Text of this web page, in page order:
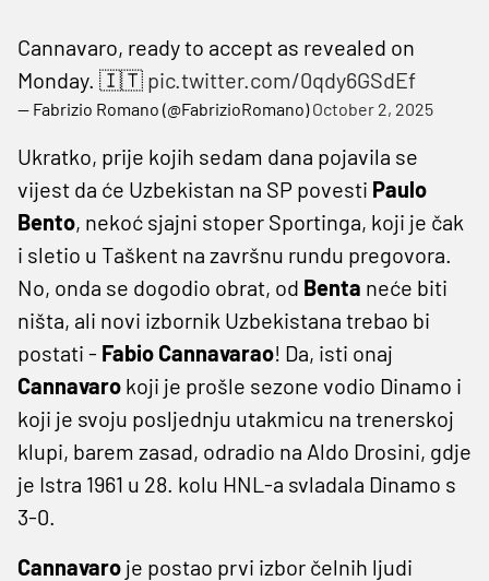
Cannavaro, ready to accept as revealed on
Monday. 🇮🇹 pic.twitter.com/0qdy6GSdEf
— Fabrizio Romano (@FabrizioRomano)October 2, 2025
Ukratko, prije kojih sedam dana pojavila se
vijest da će Uzbekistan na SP povesti Paulo
Bento, nekoć sjajni stoper Sportinga, koji je čak
i sletio u Taškent na završnu rundu pregovora.
No, onda se dogodio obrat, od Benta neće biti
ništa, ali novi izbornik Uzbekistana trebao bi
postati - Fabio Cannavarao! Da, isti onaj
Cannavaro koji je prošle sezone vodio Dinamo i
koji je svoju posljednju utakmicu na trenerskoj
klupi, barem zasad, odradio na Aldo Drosini, gdje
je Istra 1961 u 28. kolu HNL-a svladala Dinamo s
3-0.
Cannavaro je postao prvi izbor čelnih ljudi